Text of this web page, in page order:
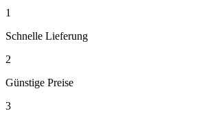
1
Schnelle Lieferung
2
Günstige Preise
3